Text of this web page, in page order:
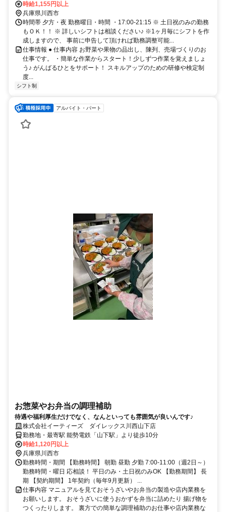
時給1,155円以上
兵庫県川西市
時間帯 夕方・夜 勤務曜日・時間 ・17:00-21:15 ※ 土日祝のみの勤務
もＯＫ！！ ※ 詳しいシフトは相談ください♪ ※1ヶ月毎にシフトを作
成しますので、 事前に申告して頂ければ勤務調整可能...
仕事情報 ● 仕事内容 お野菜や果物の品出し、陳列、売場づくりのお
仕事です。 ・簡単な作業からスタート！少しずつ作業を覚えましょ
う♪ がんばるひとをサポート！ スキルアップのための研修や検定制
度...
シフト制
アルバイト・パート
お惣菜やお弁当の調理補助
待遇や福利厚生だけでなく、なんといっても雰囲気が良いんです♪
株式会社イーティーズ ダイレックス川西山下店
勤務地・最寄駅 能勢電鉄「山下駅」より徒歩10分
時給1,120円以上
兵庫県川西市
勤務時間・期間 【勤務時間】 朝勤 昼勤 夕勤 7:00-11:00（週2日～）
勤務時間・曜日 応相談！ 平日のみ・土日祝のみOK 【勤務期間】 長
期 【契約期間】 1年契約（毎年9月更新） ...
仕事内容 マニュアルを見ておそうざいやお弁当の製造や店内業務を
お願いします。 おそうざいに使うおかずを弁当に詰めたり 揚げ物を
つくったりします。 裏方での簡単な調理補助のお仕事や店内業務な